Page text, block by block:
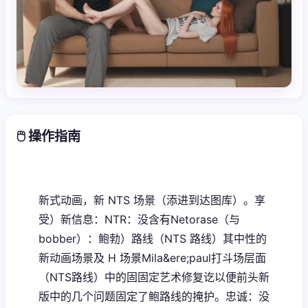
🖱️ 操作指南
新式动画，新 NTS 场景（添进到达图库）。享
受）新信息：NTR：没含有Netorase（与
bobber）：鲍勃）路线（NTS 路线）其中性的
新动画场景及 H 场景Mila&ere;paul打斗场层面
（NTS路线）中的固固定艺术修复讫以便前头新
版中的几个问题固定了鲍路线的掩护。忠诚：没